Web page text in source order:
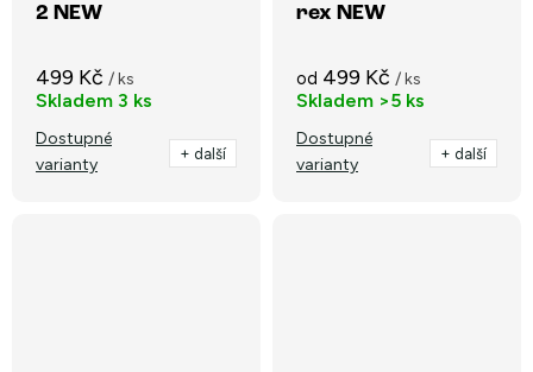
2 NEW
499 Kč / ks
Skladem 3 ks
Dostupné
varianty
+ další
rex NEW
od 499 Kč / ks
Skladem >5 ks
Dostupné
varianty
+ další